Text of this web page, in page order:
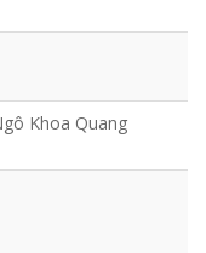
Khoa Quang